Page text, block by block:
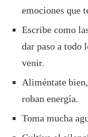
emociones que
Escribe como
dar paso a todo
venir.
Aliméntate
roban energía.
Toma mucha